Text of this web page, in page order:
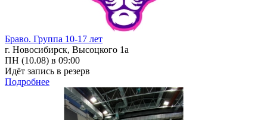
Браво. Группа 10-17 лет
г. Новосибирск, Высоцкого 1а
ПН (10.08) в 09:00
Идёт запись в резерв
Подробнее